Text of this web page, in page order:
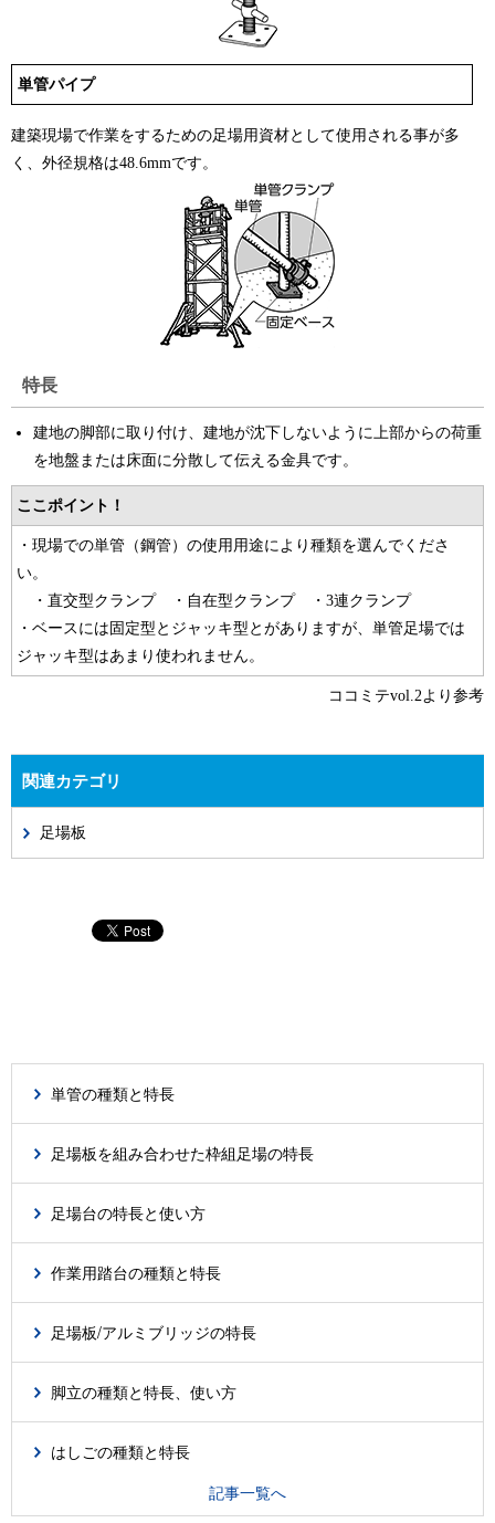
単管パイプ
建築現場で作業をするための足場用資材として使用される事が多
く、外径規格は48.6mmです。
特長
建地の脚部に取り付け、建地が沈下しないように上部からの荷重
を地盤または床面に分散して伝える金具です。
ここポイント！
・現場での単管（鋼管）の使用用途により種類を選んでくださ
い。
・直交型クランプ ・自在型クランプ ・3連クランプ
・ベースには固定型とジャッキ型とがありますが、単管足場では
ジャッキ型はあまり使われません。
ココミテvol.2より参考
関連カテゴリ
足場板
単管の種類と特長
足場板を組み合わせた枠組足場の特長
足場台の特長と使い方
作業用踏台の種類と特長
足場板/アルミブリッジの特長
脚立の種類と特長、使い方
はしごの種類と特長
記事一覧へ